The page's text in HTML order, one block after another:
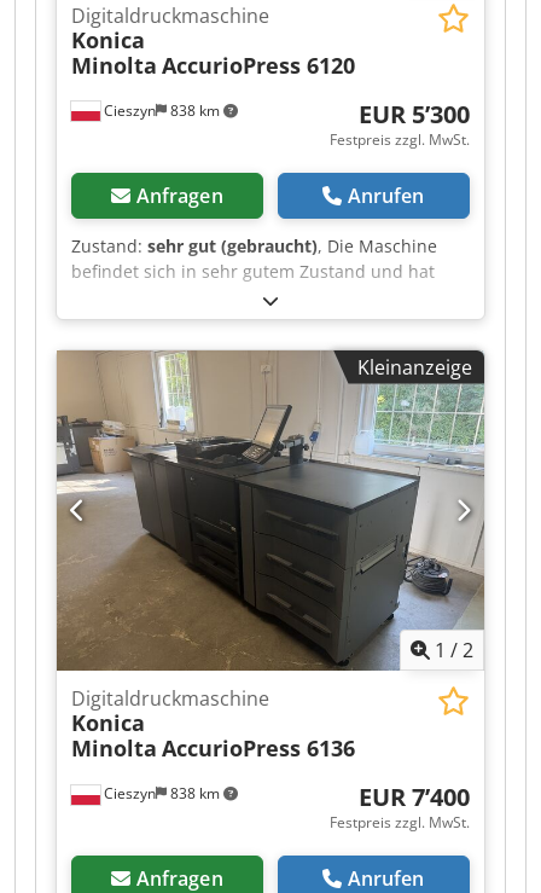
Cieszyn 838 km
Digitaldruckmaschine
Konica
Minolta AccurioPress 6120
EUR 5’300
Festpreis zzgl. MwSt.
Anfragen Anrufen
Zustand: sehr gut (gebraucht), Die Maschine
befindet sich in sehr gutem Zustand und hat
eine Laufleistung von 3,6 Millionen Einheiten.
Folgende Optionen sind im Lieferumfang
enthalten: RU 510 / FS 532 / PF 710. Crjdpfx Afozr
Hy So Asf
Kleinanzeige
1 /2
Cieszyn 838 km
Digitaldruckmaschine
Konica
Minolta AccurioPress 6136
EUR 7’400
Festpreis zzgl. MwSt.
Anfragen Anrufen